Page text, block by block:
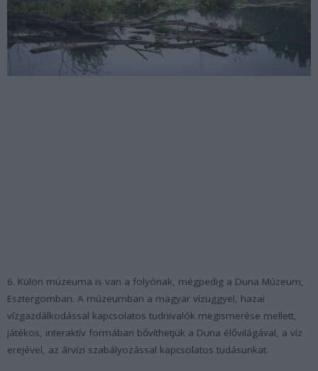
6. Külön múzeuma is van a folyónak, mégpedig a Duna Múzeum,
Esztergomban. A múzeumban a magyar vízüggyel, hazai
vízgazdálkodással kapcsolatos tudnivalók megismerése mellett,
játékos, interaktív formában bővíthetjük a Duna élővilágával, a víz
erejével, az árvízi szabályozással kapcsolatos tudásunkat.